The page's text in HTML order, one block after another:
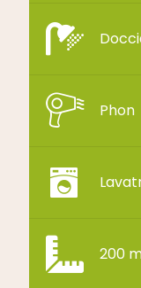
Phon
200